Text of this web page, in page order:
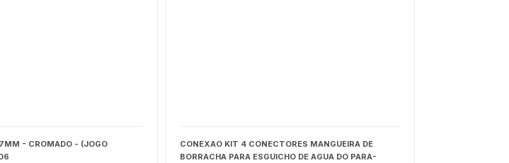
- CROMADO - (JOGO
CONEXAO KIT 4 CONECTORES MANGUEIRA DE
BORRACHA PARA ESGUICHO DE AGUA DO PARA-